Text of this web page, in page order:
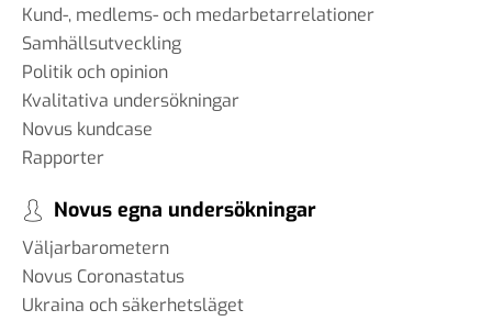
Kund-, medlems- och medarbetarrelationer
Samhällsutveckling
Politik och opinion
Kvalitativa undersökningar
Novus kundcase
Rapporter
Novus egna undersökningar
Väljarbarometern
Novus Coronastatus
Ukraina och säkerhetsläget